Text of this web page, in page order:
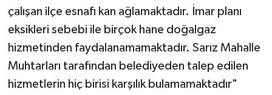
çalışan ilçe esnafı kan ağlamaktadır. İmar planı
eksikleri sebebi ile birçok hane doğalgaz
hizmetinden faydalanamamaktadır. Sarız Mahalle
Muhtarları tarafından belediyeden talep edilen
hizmetlerin hiç birisi karşılık bulamamaktadır"